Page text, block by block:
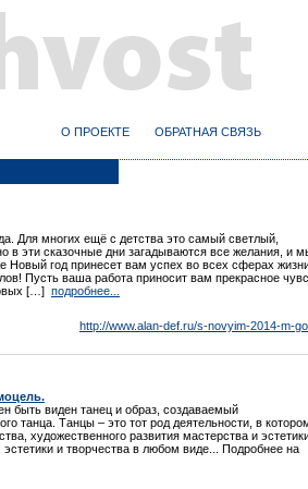
О ПРОЕКТЕ ОБРАТНАЯ СВЯЗЬ
Для многих ещё с детства это самый светлый,
эти сказочные дни загадываются все желания, и
Новый год принесет вам успех во всех сферах
Пусть ваша работа приносит вам прекрасное
[…] подробнее...
http://www.alan-def.ru/s-novyim-2014-m-
быть виден танец и образ, создаваемый
танца. Танцы – это тот род деятельности, в
художественного развития мастерства и
и творчества в любом виде... Подробнее на